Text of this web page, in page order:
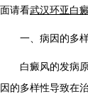
面请看武汉环亚白
一、病因的多样
白癜风的发病原
因的多样性导致在